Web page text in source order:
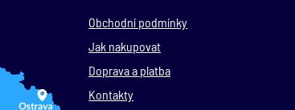
Obchodní podmínky
Jak nakupovat
Doprava a platba
Kontakty